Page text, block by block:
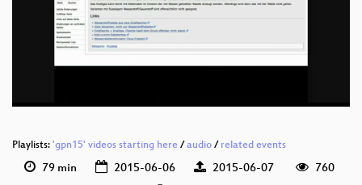
Playlists: 'gpn15' videos starting here /audio / related events
79 min 2015-06-06 2015-06-07
760